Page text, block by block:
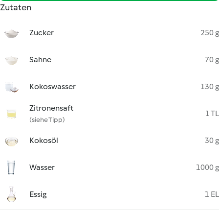
Zutaten
Zucker 250 g
Sahne 70 g
Kokoswasser 130 g
Zitronensaft
(siehe Tipp)
1 TL
Kokosöl 30 g
Wasser 1000 g
Essig 1 EL